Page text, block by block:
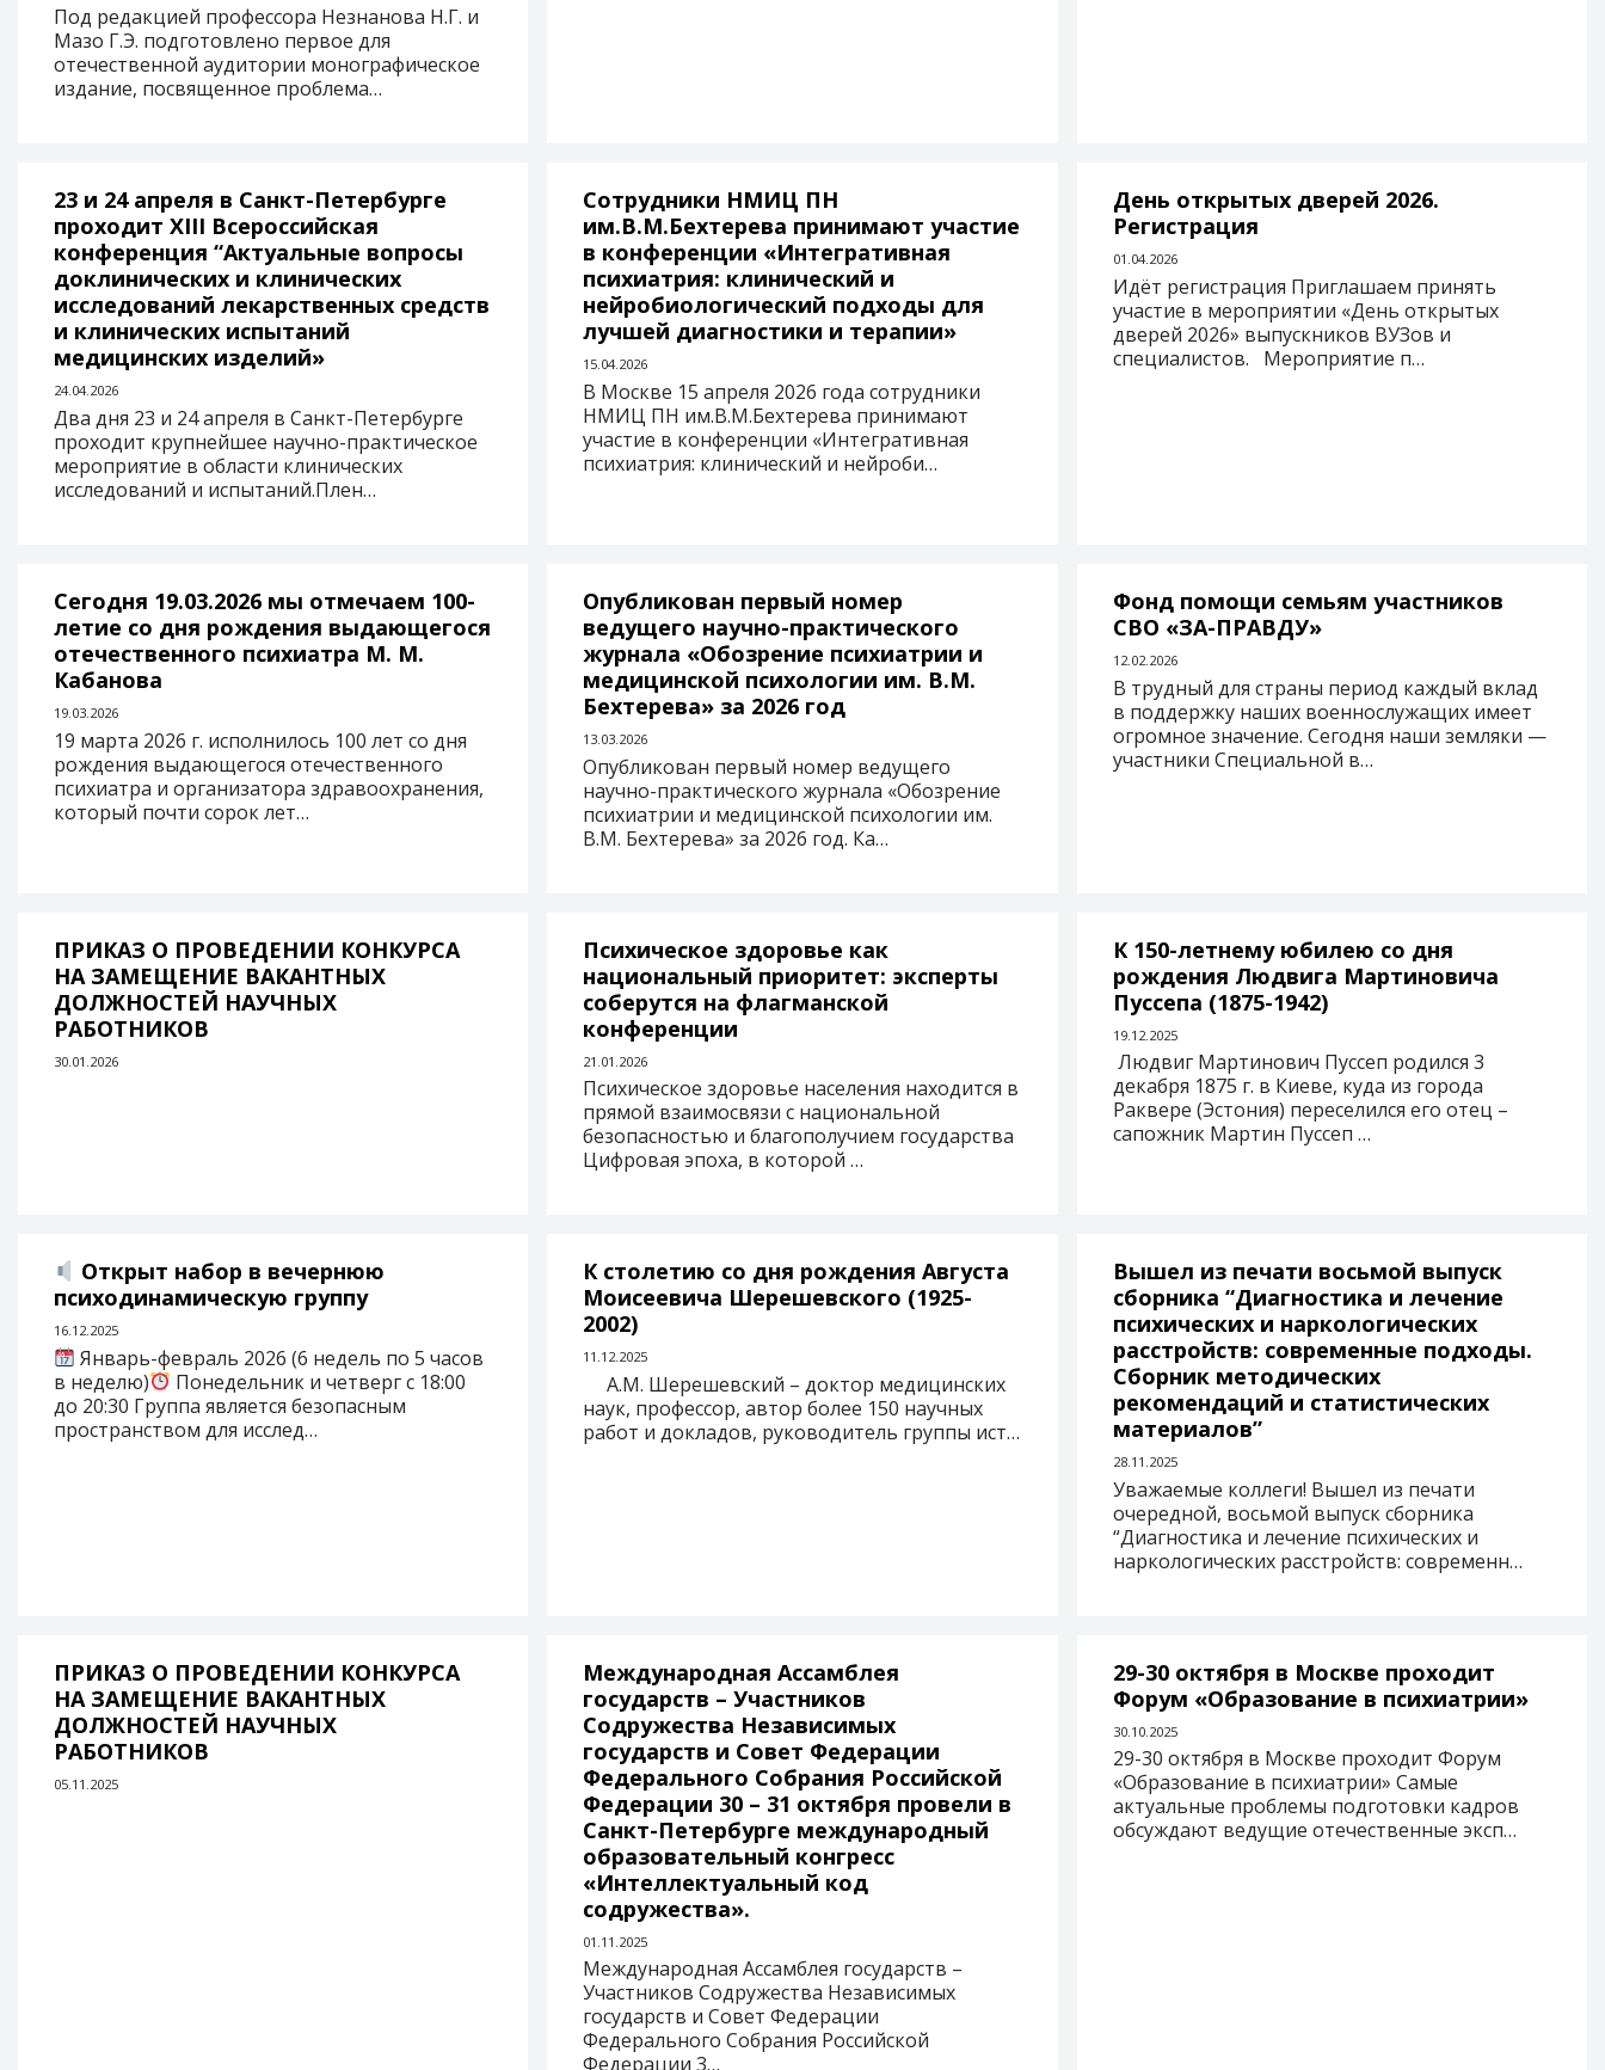
Под редакцией профессора Незнанова Н.Г. и
Мазо Г.Э. подготовлено первое для
отечественной аудитории монографическое
издание, посвященное проблема…
23 и 24 апреля в Санкт-Петербурге
проходит XIII Всероссийская
конференция “Актуальные вопросы
доклинических и клинических
исследований лекарственных средств
и клинических испытаний
медицинских изделий»
24.04.2026
Два дня 23 и 24 апреля в Санкт-Петербурге
проходит крупнейшее научно-практическое
мероприятие в области клинических
исследований и испытаний.Плен…
Сотрудники НМИЦ ПН
им.В.М.Бехтерева принимают участие
в конференции «Интегративная
психиатрия: клинический и
нейробиологический подходы для
лучшей диагностики и терапии»
15.04.2026
В Москве 15 апреля 2026 года сотрудники
НМИЦ ПН им.В.М.Бехтерева принимают
участие в конференции «Интегративная
психиатрия: клинический и нейроби…
День открытых дверей 2026.
Регистрация
01.04.2026
Идёт регистрация Приглашаем принять
участие в мероприятии «День открытых
дверей 2026» выпускников ВУЗов и
специалистов. Мероприятие п…
Сегодня 19.03.2026 мы отмечаем 100-
летие со дня рождения выдающегося
отечественного психиатра М. М.
Кабанова
19.03.2026
19 марта 2026 г. исполнилось 100 лет со дня
рождения выдающегося отечественного
психиатра и организатора здравоохранения,
который почти сорок лет…
Опубликован первый номер
ведущего научно-практического
журнала «Обозрение психиатрии и
медицинской психологии им. В.М.
Бехтерева» за 2026 год
13.03.2026
Опубликован первый номер ведущего
научно-практического журнала «Обозрение
психиатрии и медицинской психологии им.
В.М. Бехтерева» за 2026 год. Ка…
Фонд помощи семьям участников
СВО «ЗА-ПРАВДУ»
12.02.2026
В трудный для страны период каждый вклад
в поддержку наших военнослужащих имеет
огромное значение. Сегодня наши земляки —
участники Специальной в…
ПРИКАЗ О ПРОВЕДЕНИИ КОНКУРСА
НА ЗАМЕЩЕНИЕ ВАКАНТНЫХ
ДОЛЖНОСТЕЙ НАУЧНЫХ
РАБОТНИКОВ
30.01.2026
Психическое здоровье как
национальный приоритет: эксперты
соберутся на флагманской
конференции
21.01.2026
Психическое здоровье населения находится в
прямой взаимосвязи с национальной
безопасностью и благополучием государства
Цифровая эпоха, в которой …
К 150-летнему юбилею со дня
рождения Людвига Мартиновича
Пуссепа (1875-1942)
19.12.2025
Людвиг Мартинович Пуссеп родился 3
декабря 1875 г. в Киеве, куда из города
Раквере (Эстония) переселился его отец –
сапожник Мартин Пуссеп …
Открыт набор в вечернюю
психодинамическую группу
16.12.2025
Январь-февраль 2026 (6 недель по 5 часов
в неделю)
Понедельник и четверг с 18:00
до 20:30 Группа является безопасным
пространством для исслед…
К столетию со дня рождения Августа
Моисеевича Шерешевского (1925-
2002)
11.12.2025
А.М. Шерешевский – доктор медицинских
наук, профессор, автор более 150 научных
работ и докладов, руководитель группы ист…
Вышел из печати восьмой выпуск
сборника “Диагностика и лечение
психических и наркологических
расстройств: современные подходы.
Сборник методических
рекомендаций и статистических
материалов”
28.11.2025
Уважаемые коллеги! Вышел из печати
очередной, восьмой выпуск сборника
“Диагностика и лечение психических и
наркологических расстройств: современн…
ПРИКАЗ О ПРОВЕДЕНИИ КОНКУРСА
НА ЗАМЕЩЕНИЕ ВАКАНТНЫХ
ДОЛЖНОСТЕЙ НАУЧНЫХ
РАБОТНИКОВ
05.11.2025
Международная Ассамблея
государств – Участников
Содружества Независимых
государств и Совет Федерации
Федерального Собрания Российской
Федерации 30 – 31 октября провели в
Санкт-Петербурге международный
образовательный конгресс
«Интеллектуальный код
содружества».
01.11.2025
Международная Ассамблея государств –
Участников Содружества Независимых
государств и Совет Федерации
Федерального Собрания Российской
Федерации 3…
29-30 октября в Москве проходит
Форум «Образование в психиатрии»
30.10.2025
29-30 октября в Москве проходит Форум
«Образование в психиатрии» Самые
актуальные проблемы подготовки кадров
обсуждают ведущие отечественные эксп…